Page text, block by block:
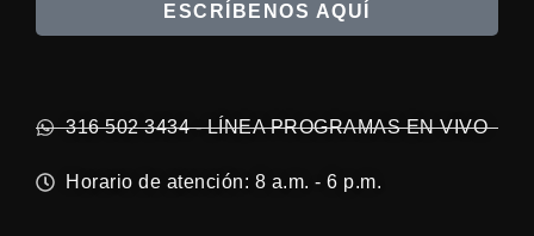
ESCRÍBENOS AQUÍ
316 502 3434 - LÍNEA PROGRAMAS EN VIVO
Horario de atención: 8 a.m. - 6 p.m.